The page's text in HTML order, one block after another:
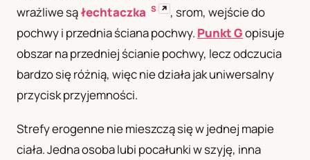
wrażliwe sąłechtaczka S ↗ , srom, wejście do
pochwy i przednia ściana pochwy. Punkt Gopisuje
obszar na przedniej ścianie pochwy, lecz odczucia
bardzo się różnią, więc nie działa jak uniwersalny
przycisk przyjemności.
Strefy erogenne nie mieszczą się w jednej mapie
ciała. Jedna osoba lubi pocałunki w szyję, inna